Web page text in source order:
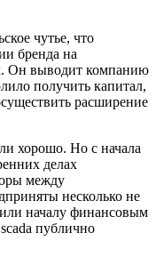
чутье, что
бренда на
Он выводит компанию
получить капитал,
расширение
хорошо. Но с начала
делах
между
несколько не
началу финансовым
публично